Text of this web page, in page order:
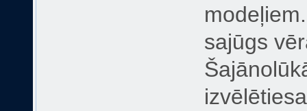
sajūgs